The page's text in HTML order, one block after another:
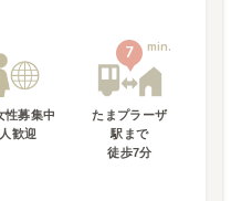
性募集中
歓迎
7 min.
たまプラーザ
駅 まで
徒歩7分